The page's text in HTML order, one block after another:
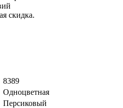
скидка.
8389
Одноцветная
Персиковый